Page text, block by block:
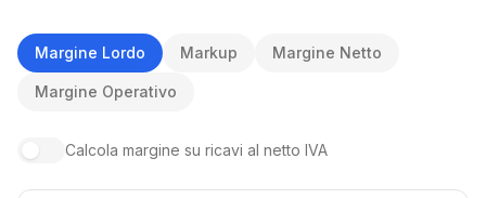
Margine Lordo Markup Margine Netto
Margine Operativo
Calcola margine su ricavi al netto IVA